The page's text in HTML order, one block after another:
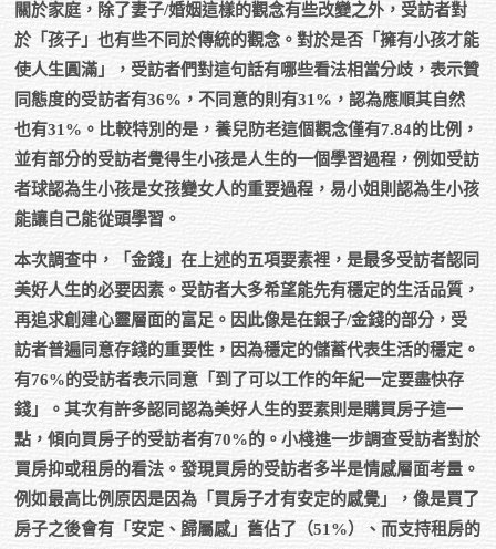
關於家庭，除了妻子/婚姻這樣的觀念有些改變之外，受訪者對
於「孩子」也有些不同於傳統的觀念。對於是否「擁有小孩才能
使人生圓滿」，受訪者們對這句話有哪些看法相當分歧，表示贊
同態度的受訪者有36%，不同意的則有31%，認為應順其自然
也有31%。比較特別的是，養兒防老這個觀念僅有7.84的比例，
並有部分的受訪者覺得生小孩是人生的一個學習過程，例如受訪
者球認為生小孩是女孩變女人的重要過程，易小姐則認為生小孩
能讓自己能從頭學習。
本次調查中，「金錢」在上述的五項要素裡，是最多受訪者認同
美好人生的必要因素。受訪者大多希望能先有穩定的生活品質，
再追求創建心靈層面的富足。因此像是在銀子/金錢的部分，受
訪者普遍同意存錢的重要性，因為穩定的儲蓄代表生活的穩定。
有76%的受訪者表示同意「到了可以工作的年紀一定要盡快存
錢」。其次有許多認同認為美好人生的要素則是購買房子這一
點，傾向買房子的受訪者有70%的。小棧進一步調查受訪者對於
買房抑或租房的看法。發現買房的受訪者多半是情感層面考量。
例如最高比例原因是因為「買房子才有安定的感覺」，像是買了
房子之後會有「安定、歸屬感」舊佔了（51%）、而支持租房的